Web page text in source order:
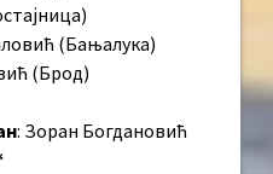
(Бањалука)
(Брод)
: Зоран Богдановић